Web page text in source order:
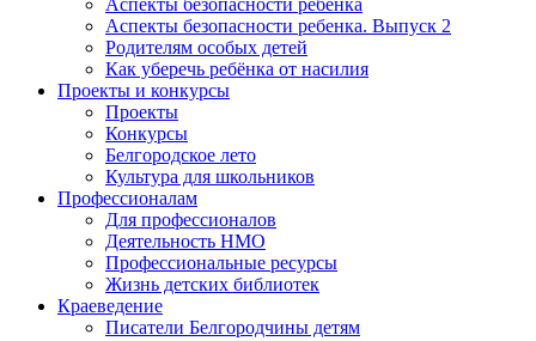
Аспекты безопасности ребенка. Выпуск 2
Родителям особых детей
Как уберечь ребёнка от насилия
Проекты и конкурсы
Проекты
Конкурсы
Белгородское лето
Культура для школьников
Профессионалам
Для профессионалов
Деятельность НМО
Профессиональные ресурсы
Жизнь детских библиотек
Краеведение
Писатели Белгородчины детям